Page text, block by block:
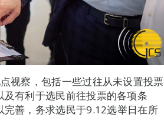
视察，包括一些过往从未设置投票
有利于选民前往投票的各项条
善，务求选民于9.12选举日在所